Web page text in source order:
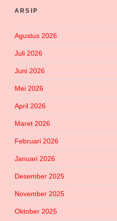
ARSIP
Agustus 2026
Juli 2026
Juni 2026
Mei 2026
April 2026
Maret 2026
Februari 2026
Januari 2026
Desember 2025
November 2025
Oktober 2025